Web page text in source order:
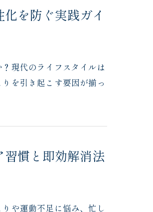
を防ぐ実践ガイ
現代のライフスタイルは
を引き起こす要因が揃っ
慣と即効解消法
や運動不足に悩み、忙し